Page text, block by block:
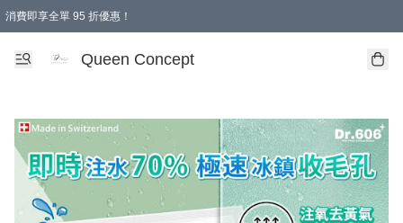
消費即享全單 95 折優惠！
Queen Concept